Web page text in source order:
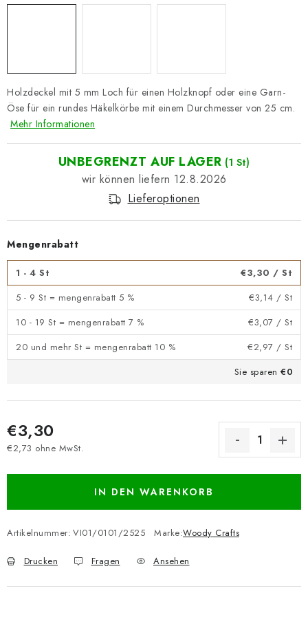
Holzdeckel mit 5 mm Loch für einen Holzknopf oder eine Garn-
Öse für ein rundes Häkelkörbe mit einem Durchmesser von 25 cm.
Mehr Informationen
UNBEGRENZT AUF LAGER (1 St)
12.8.2026
Lieferoptionen
Mengenrabatt
1 - 4 St €3,30 / St
5 - 9 St = mengenrabatt 5 %
€3,14 / St
10 - 19 St = mengenrabatt 7 %
€3,07 / St
20 und mehr St = mengenrabatt 10 %
€2,97 / St
Sie sparen €0
€3,30
€2,73 ohne MwSt.
IN DEN WARENKORB
Artikelnummer: VI01/0101/2525 Marke:Woody Crafts
Drucken Fragen Ansehen